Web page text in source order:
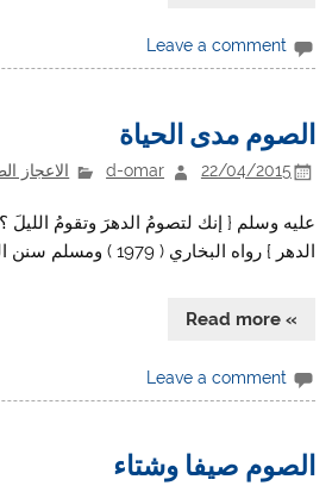
Leave a comment
الصوم مدى الحياة
22/04/2015
d-omar الاعجاز
عليه وسلم { إنك لتصومُ الدهرَ وتقومُ
الدهر } رواه البخاري ( 1979 ) ومسلم سنن النسائي الكبرى – (ج 2 / […]
» Read more
Leave a comment
الصوم صيفا وشتاء